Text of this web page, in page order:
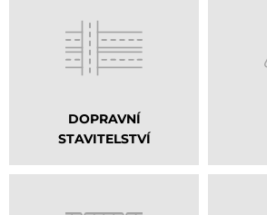
DOPRAVNÍ
STAVITELSTVÍ